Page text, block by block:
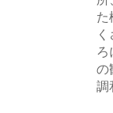
た
ろ
の
調